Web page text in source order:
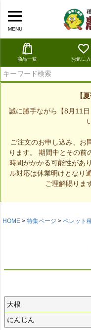
MENU
商品一覧 お気に
【
誠に勝手ながら【8月11
ご注文のお申し込み、お
ります。 期間中とその前
時間がかかる可能性があ
ル対応は休業明けとなり
ご理解賜りま
HOME 特集ページ ペレット
大根
にんじん